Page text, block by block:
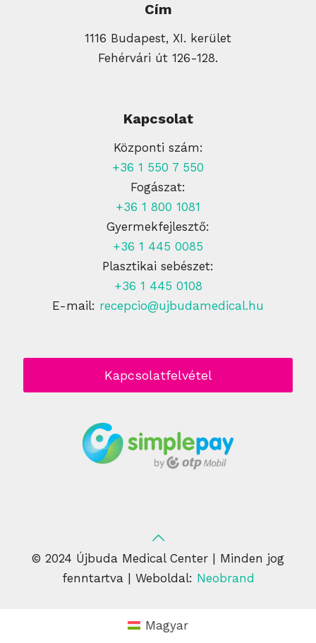
Cím
1116 Budapest, XI. kerület
Fehérvári út 126-128.
Kapcsolat
Központi szám:
+36 1 550 7 550
Fogászat:
+36 1 800 1081
Gyermekfejlesztő:
+36 1 445 0085
Plasztikai sebészet:
+36 1 445 0108
E-mail: recepcio@ujbudamedical.hu
Kapcsolatfelvétel
© 2024 Újbuda Medical Center | Minden jog
fenntartva | Weboldal: Neobrand
Magyar